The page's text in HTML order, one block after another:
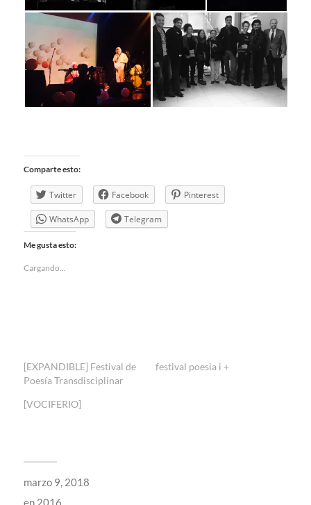
Comparte esto:
Twitter Facebook Pinterest
WhatsApp Telegram
Me gusta esto:
Cargando...
[EXPANDIBLE] Festival de
Poesía Transdisciplinar
festival poesia i +
[VOCIFERIO]
marzo 9, 2018
en 2016